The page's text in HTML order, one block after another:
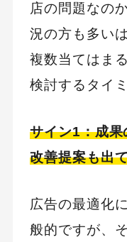
カテゴリー
人
Googleア
店の問題なの
況の方も多い
複数当てはま
検討するタイ
サイン1：成
改善提案も出
広告の最適化
般的ですが、